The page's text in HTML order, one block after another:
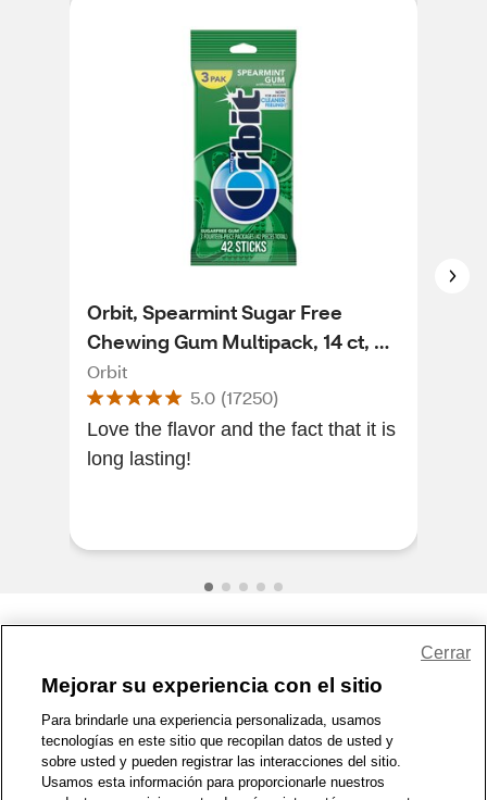
Orbit, Spearmint Sugar Free
Chewing Gum Multipack, 14 ct, 3
Pack
Orbit
5.0 (17250)
Love the flavor and the fact that it is
long lasting!
1-800-679-9691 | Contáctenos | Términos de Uso | Accesibilidad
Política de Privacidad | WA Privacy Policy | Mapa del sitio
Zona de Bienestar | © 1999 - 2026 CVS.com
Mejorar su experiencia con el sitio
Para brindarle una experiencia personalizada, usamos
tecnologías en este sitio que recopilan datos de usted y
sobre usted y pueden registrar las interacciones del sitio.
Usamos esta información para proporcionarle nuestros
Cerrar